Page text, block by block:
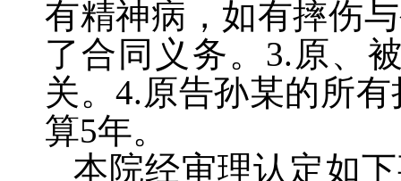
有精神病，如有摔伤
了合同义务。 3.原、
关。4.原告孙某的所
算5年。
本院经审理认定如